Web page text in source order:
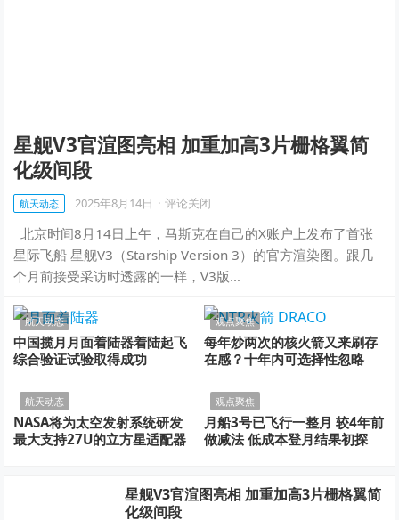
星舰V3官渲图亮相 加重加高3片栅格翼简
化级间段
航天动态 2025年8月14日 · 评论关闭
北京时间8月14日上午，马斯克在自己的X账户上发布了首张
星际飞船 星舰V3（Starship Version 3）的官方渲染图。跟几
个月前接受采访时透露的一样，V3版…
中国揽月月面着陆器着陆起飞
综合验证试验取得成功
航天动态
每年炒两次的核火箭又来刷存
在感？十年内可选择性忽略
观点聚焦
NASA将为太空发射系统研发
最大支持27U的立方星适配器
航天动态
月船3号已飞行一整月 较4年前
做减法 低成本登月结果初探
观点聚焦
星舰V3官渲图亮相 加重加高3片栅格翼简
化级间段